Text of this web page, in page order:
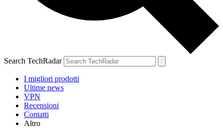
Search TechRadar
I migliori prodotti
Ultime news
VPN
Recensioni
Contatti
Altro